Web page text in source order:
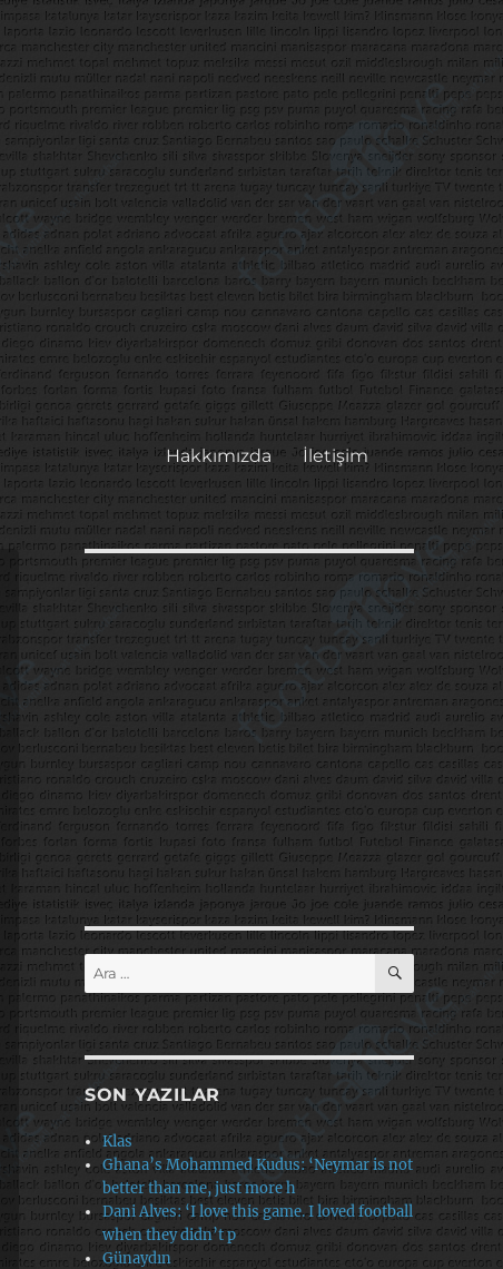
Hakkımızda İletişim
Ara: ARA
SON YAZILAR
Klas
Ghana’s Mohammed Kudus: ‘Neymar is not
better than me, just more h
Dani Alves: ‘I love this game. I loved football
when they didn’t p
Günaydın